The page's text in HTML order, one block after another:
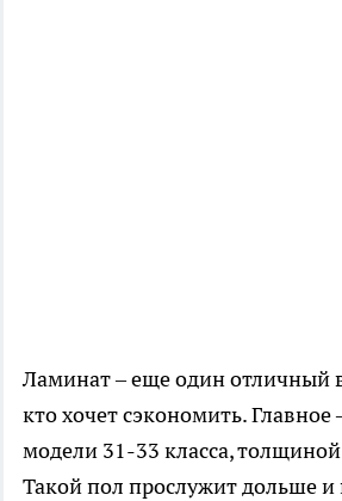
Ламинат – еще один отличный
кто хочет сэкономить. Главное
модели 31-33 класса,
Такой пол прослужит дольше